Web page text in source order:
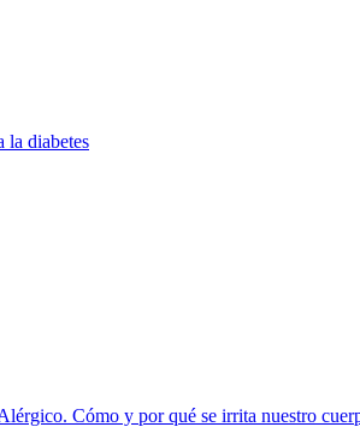
la diabetes
Cómo y por qué se irrita nuestro